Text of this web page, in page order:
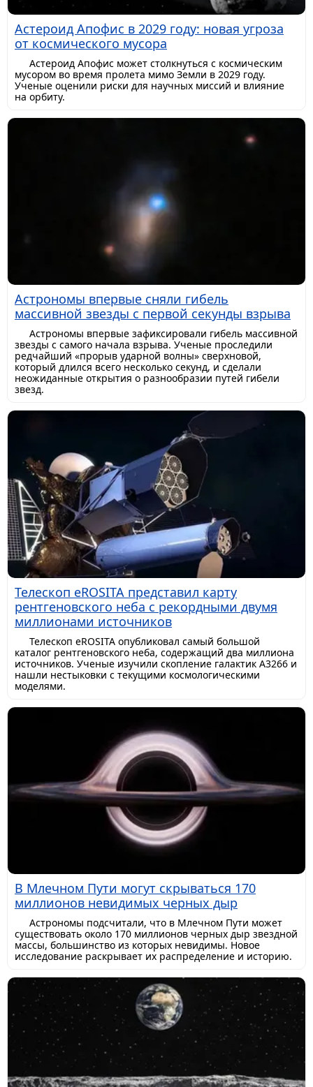
Астероид Апофис в 2029 году: новая угроза
от космического мусора
Астероид Апофис может столкнуться с космическим
мусором во время пролета мимо Земли в 2029 году.
Ученые оценили риски для научных миссий и влияние
на орбиту.
Астрономы впервые сняли гибель
массивной звезды с первой секунды взрыва
Астрономы впервые зафиксировали гибель массивной
звезды с самого начала взрыва. Ученые проследили
редчайший «прорыв ударной волны» сверхновой,
который длился всего несколько секунд, и сделали
неожиданные открытия о разнообразии путей гибели
звезд.
Телескоп eROSITA представил карту
рентгеновского неба с рекордными двумя
миллионами источников
Телескоп eROSITA опубликовал самый большой
каталог рентгеновского неба, содержащий два миллиона
источников. Ученые изучили скопление галактик A3266 и
нашли нестыковки с текущими космологическими
моделями.
В Млечном Пути могут скрываться 170
миллионов невидимых черных дыр
Астрономы подсчитали, что в Млечном Пути может
существовать около 170 миллионов черных дыр звездной
массы, большинство из которых невидимы. Новое
исследование раскрывает их распределение и историю.